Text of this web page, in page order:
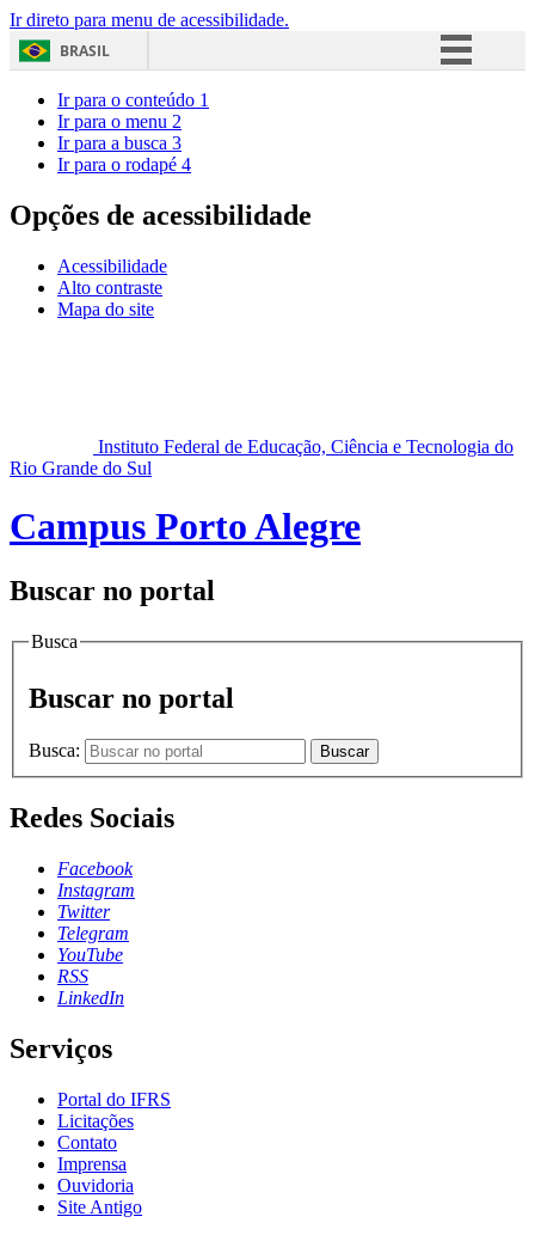
Ir direto para menu de acessibilidade.
BRASIL
Acesso à informação
Ir para o conteúdo 1
Ir para o menu 2
Ir para a busca 3
Ir para o rodapé 4
Opções de acessibilidade
Acessibilidade
Alto contraste
Mapa do site
Instituto Federal de Educação, Ciência e Tecnologia do
Rio Grande do Sul
Campus Porto Alegre
Buscar no portal
Busca
Buscar no portal
Busca: Buscar
Redes Sociais
Facebook
Instagram
Twitter
Telegram
YouTube
RSS
LinkedIn
Serviços
Portal do IFRS
Licitações
Contato
Imprensa
Ouvidoria
Site Antigo